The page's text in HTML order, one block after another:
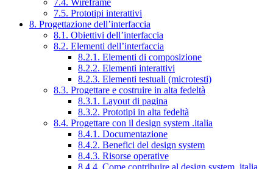
7.5. Prototipi interattivi
8. Progettazione dell’interfaccia
8.1. Obiettivi dell’interfaccia
8.2. Elementi dell’interfaccia
8.2.1. Elementi di composizione
8.2.2. Elementi interattivi
8.2.3. Elementi testuali (microtesti)
8.3. Progettare e costruire in alta fedeltà
8.3.1. Layout di pagina
8.3.2. Prototipi in alta fedeltà
8.4. Progettare con il design system .italia
8.4.1. Documentazione
8.4.2. Benefici del design system
8.4.3. Risorse operative
8.4.4. Come contribuire al design system .italia